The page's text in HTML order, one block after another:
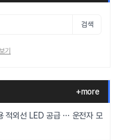
검색
기
+more
외선 LED 공급 ··· 운전자 모